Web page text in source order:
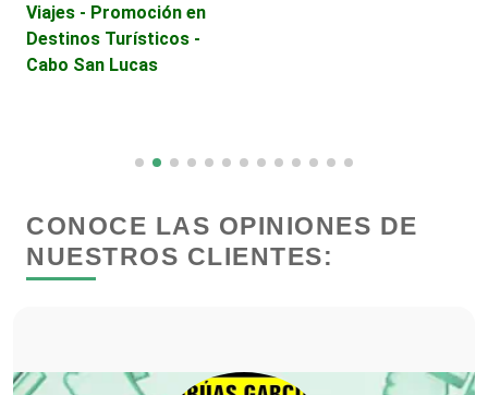
Depósitos Dentales
Desperdicios Industriales
Viajes - Promoción en
Destinos Turísticos -
Cabo San Lucas
CONOCE LAS OPINIONES DE
NUESTROS CLIENTES: